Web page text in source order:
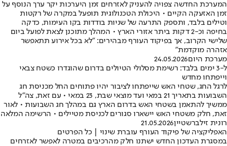
המערכת החדשה צפויה להעניק לאזרחים זמן היערכות יקר ערך הנוסף על
זמן האזעקה הקיים • היכולת הטכנולוגית תופעל במקרה של רקטות
וטילים בלבד, ותספק התרעה של שניות בודדות בקו העימות, כדקה
בחיפה וכ-2 דקות ביתר אזורי הארץ • המהלך מתוכנן לצאת לפועל ביום
שלישי הקרוב, אך בפיקוד העורף מבהירים: "לא בכל אירוע תתאפשר
אזהרה מוקדמת"
מערכת היום24.05.2026
ל-3 ימים בלבד: רשימת מסלולי הטיולים בדרום שהוגדרו כשטח צבאי
וייפתחו מחדש
לרגל החג, שטחי האש שייפתחו לציבור יהיו פתוחים החל מכניסת חג
השבועות בתאריך 21 במאי ועד מוצאי שבת, 23 במאי • עם זאת, צה”ל
ממשיך להתאמן בשטחי האש בדרום הארץ גם במהלך חג השבועות • לאור
זאת, חלק משטחי האש יישארו סגורים לכניסת מטיילים • הרשימה המלאה
רונית זילברשטיין21.05.2026
האפליקציה של פיקוד העורף עוברת שינוי | כל הפרטים
במסגרת העדכון החדש ישתנו חלק מהרכיבים במטרה לאפשר לאזרחים